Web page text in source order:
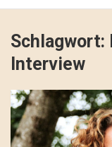
Schlagwort:
Interview